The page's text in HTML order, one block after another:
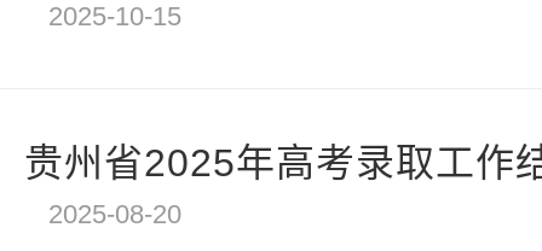
2025-10-15
贵州省2025年高考录取工作
2025-08-20